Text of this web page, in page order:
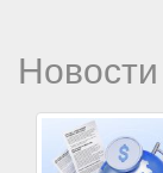
Новости